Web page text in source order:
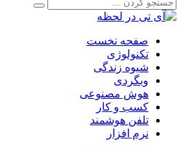
صفحه نخست
تکنولوژی
شیوه زندگی
وبگردی
هوش مصنوعی
کسب و کار
تلفن هوشمند
نرم افزار